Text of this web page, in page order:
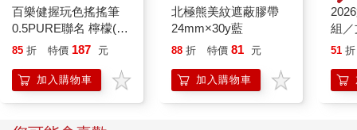
百樂健握玩色搖搖筆
0.5PURE聯名 檸檬(限
量)
85 折 特價 187 元
加入購物車
北極熊美紋遮蔽膠帶
24mm×30y藍
88 折 特價 81 元
加入購物車
組
51 折